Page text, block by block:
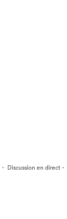
· Discussion en direct ·